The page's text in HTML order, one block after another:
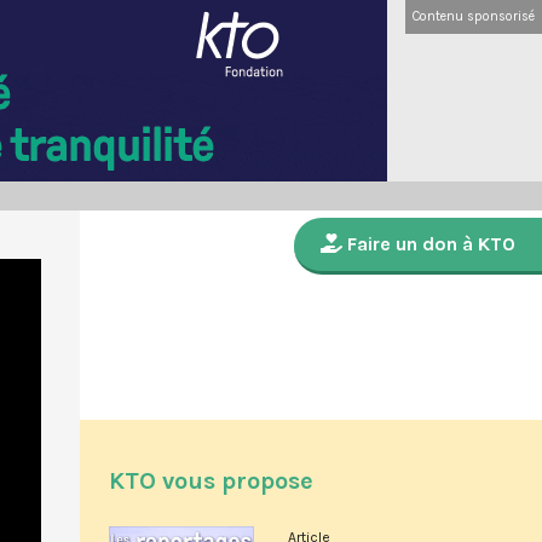
Contenu sponsorisé
Faire un don à KTO
KTO vous propose
Article